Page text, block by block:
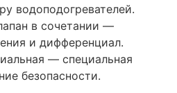
водоподогревателей.
в сочетании —
и дифференциал.
— специальная
безопасности.